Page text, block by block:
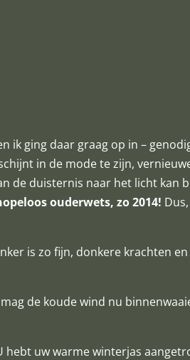
ik ging daar graag op in –
in de mode te zijn,
de duisternis naar het licht kan
ouderwets, zo 2014!
is zo fijn, donkere krachten
de koude wind nu
uw warme winterjas